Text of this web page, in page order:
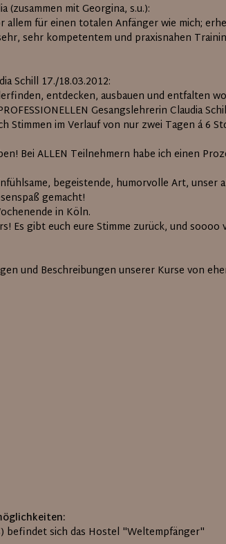
(zusammen mit Georgina, s.u.):
allem für einen totalen Anfänger wie mich;
sehr kompetentem und praxisnahen
Schill 17./18.03.2012:
entdecken, ausbauen und entfalten
Gesangslehrerin Claudia
Stimmen im Verlauf von nur zwei Tagen á 6
Bei ALLEN Teilnehmern habe ich einen
begeistende, humorvolle Art, unser
gemacht!
in Köln.
Es gibt euch eure Stimme zurück, und soooo
und Beschreibungen unserer Kurse von
befindet sich das Hostel "Weltempfänger"